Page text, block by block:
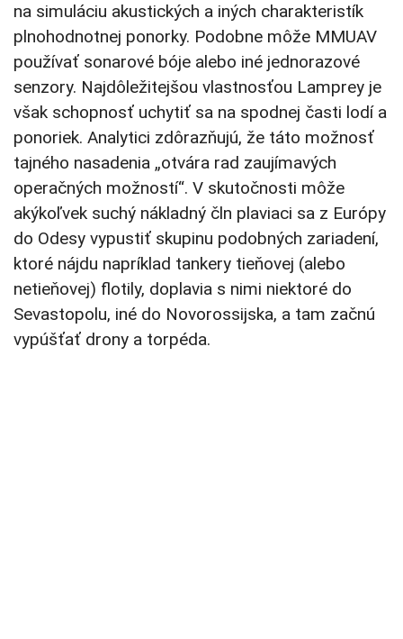
na simuláciu akustických a iných charakteristík
plnohodnotnej ponorky. Podobne môže MMUAV
používať sonarové bóje alebo iné jednorazové
senzory. Najdôležitejšou vlastnosťou Lamprey je
však schopnosť uchytiť sa na spodnej časti lodí a
ponoriek. Analytici zdôrazňujú, že táto možnosť
tajného nasadenia „otvára rad zaujímavých
operačných možností“. V skutočnosti môže
akýkoľvek suchý nákladný čln plaviaci sa z Európy
do Odesy vypustiť skupinu podobných zariadení,
ktoré nájdu napríklad tankery tieňovej (alebo
netieňovej) flotily, doplavia s nimi niektoré do
Sevastopolu, iné do Novorossijska, a tam začnú
vypúšťať drony a torpéda.